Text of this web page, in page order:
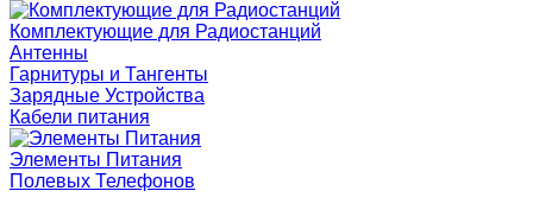
Комплектующие для Радиостанций
Антенны
Гарнитуры и Тангенты
Зарядные Устройства
Кабели питания
Элементы Питания
Полевых Телефонов